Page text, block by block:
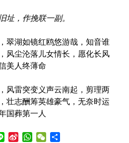
址，作挽联一副。
湖如镜红鸥悠游哉，知音谁
风尘沦落儿女情长，愿化长风
美人终薄命
雷突变义声云南起，剪理两
壮志酬筹英雄豪气，无奈时运
国葬第一人
Line Sina WhatsApp
WeChat